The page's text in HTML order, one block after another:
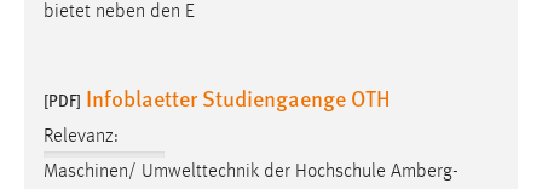
bietet neben den E
[PDF] Infoblaetter Studiengaenge OTH
Relevanz:
Maschinen/ Umwelttechnik der Hochschule Amberg-